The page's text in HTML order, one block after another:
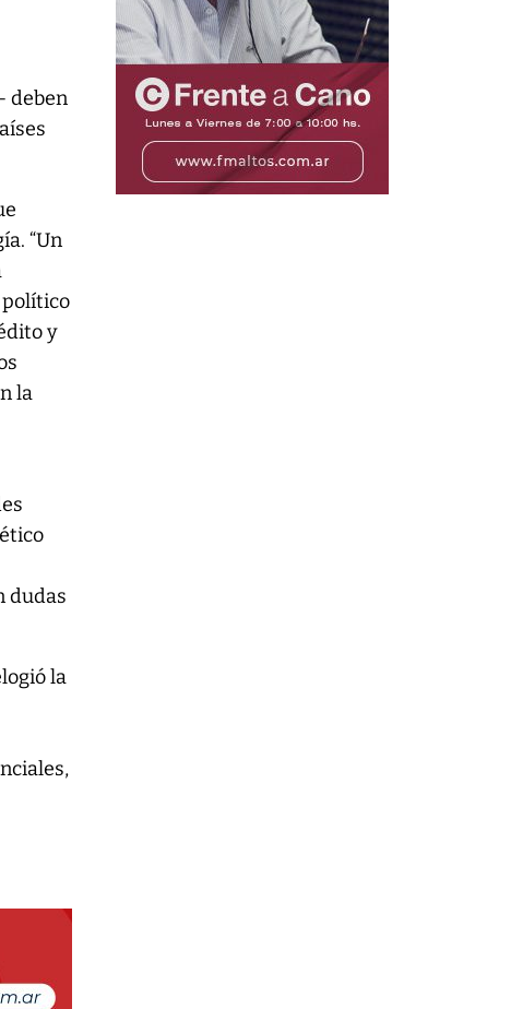
deben
“Un
político
y
la
dudas
la